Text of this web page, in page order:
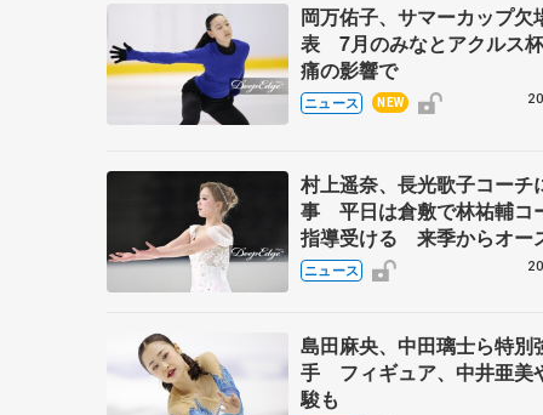
岡万佑子、サマーカップ欠
表 7月のみなとアクルス
痛の影響で
ニュース NEW
村上遥奈、長光歌子コーチ
事 平日は倉敷で林祐輔コ
指導受ける 来季からオー
リア選手として活動
ニュース
島田麻央、中田璃士ら特別
手 フィギュア、中井亜美
駿も